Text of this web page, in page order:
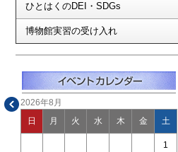
ひとはくのDEI・SDGs
博物館実習の受け入れ
2026年8月
日 月 火 水 木 金 土
1